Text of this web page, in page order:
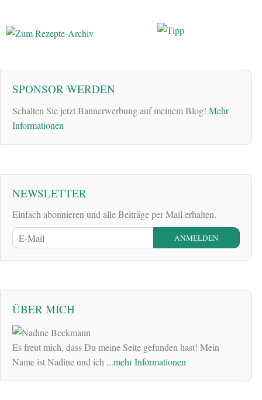
SPONSOR WERDEN
Schalten Sie jetzt Bannerwerbung auf meinem Blog! Mehr
Informationen
NEWSLETTER
Einfach abonnieren und alle Beiträge per Mail erhalten.
ÜBER MICH
Es freut mich, dass Du meine Seite gefunden hast! Mein
Name ist Nadine und ich ...mehr Informationen